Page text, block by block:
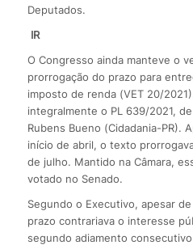
Deputados.
IR
O Congresso ainda manteve o
prorrogação do prazo para
imposto de renda (VET 20/
integralmente o PL 639/2021,
Rubens Bueno (Cidadania-PR).
início de abril, o texto
de julho. Mantido na Câmara,
votado no Senado.
Segundo o Executivo, apesar
prazo contrariava o interesse
segundo adiamento